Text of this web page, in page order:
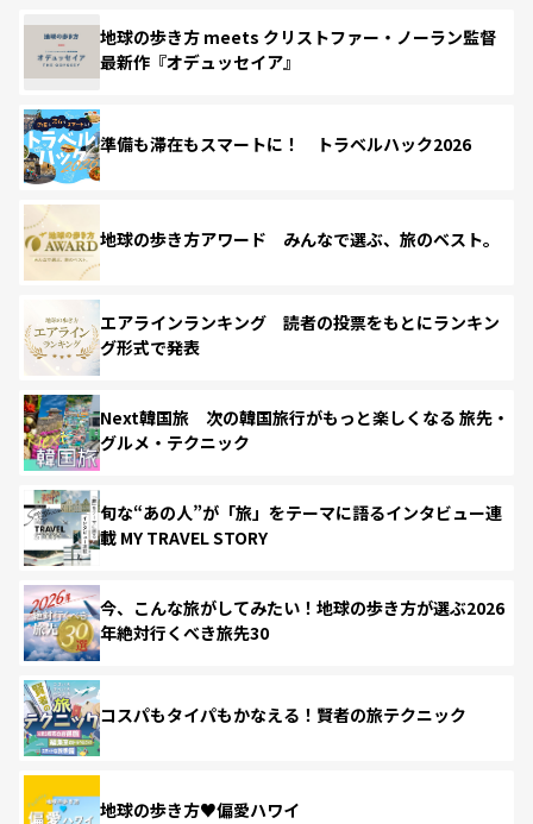
地球の歩き方 meets クリストファー・ノーラン監督
最新作『オデュッセイア』
準備も滞在もスマートに！ トラベルハック2026
地球の歩き方アワード みんなで選ぶ、旅のベスト。
エアラインランキング 読者の投票をもとにランキン
グ形式で発表
Next韓国旅 次の韓国旅行がもっと楽しくなる 旅先・
グルメ・テクニック
旬な“あの人”が「旅」をテーマに語るインタビュー連
載 MY TRAVEL STORY
今、こんな旅がしてみたい！地球の歩き方が選ぶ2026
年絶対行くべき旅先30
コスパもタイパもかなえる！賢者の旅テクニック
地球の歩き方♥偏愛ハワイ